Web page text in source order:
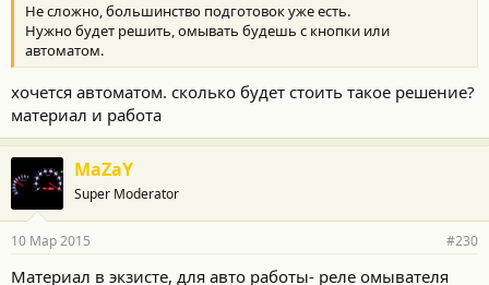
Не сложно, большинство подготовок уже есть.
Нужно будет решить, омывать будешь с кнопки или
автоматом.
хочется автоматом. сколько будет стоить такое решение?
материал и работа
MaZaY
Super Moderator
10 Мар 2015 #230
Материал в экзисте, для авто работы- реле омывателя